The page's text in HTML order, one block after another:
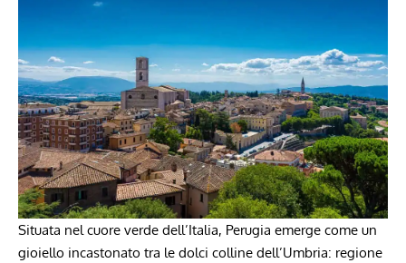
Situata nel ⁢cuore verde dell’Italia, Perugia emerge come un
gioiello incastonato ‌tra le dolci colline dell’Umbria: regione